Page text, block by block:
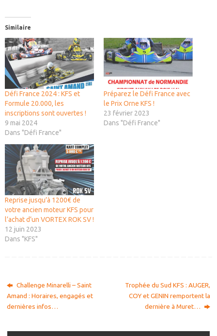
Similaire
Défi France 2024 : KFS et
Formule 20.000, les
inscriptions sont ouvertes !
9 mai 2024
Dans "Défi France"
Préparez le Défi France avec
le Prix Orne KFS !
23 février 2023
Dans "Défi France"
Reprise jusqu’à 1200€ de
votre ancien moteur KFS pour
l’achat d’un VORTEX ROK SV !
12 juin 2023
Dans "KFS"
Challenge Minarelli – Saint
Amand : Horaires, engagés et
dernières infos…
Trophée du Sud KFS : AUGER,
COY et GENIN remportent la
dernière à Muret…